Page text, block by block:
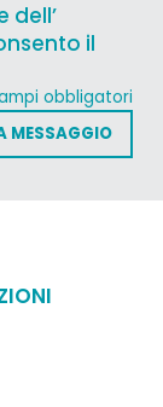
dell’
il
obbligatori